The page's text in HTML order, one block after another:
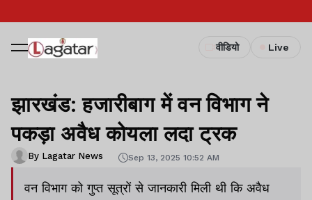
वीडियो Live
झारखंड: हजारीबाग में वन विभाग ने
पकड़ा अवैध कोयला लदा ट्रक
By Lagatar News Sep 13, 2025 10:52 AM
वन विभाग को गुप्त सूत्रों से जानकारी मिली थी कि अवैध